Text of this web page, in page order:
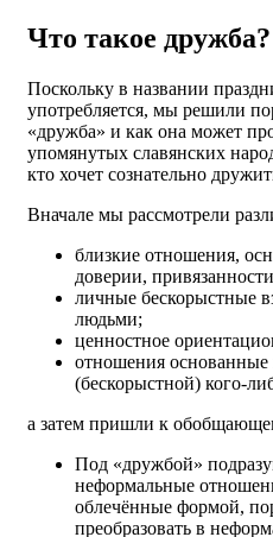
Что такое дружба?
Поскольку в названии
употребляется, мы решили
«дружба» и как она может
упомянутых славянских
кто хочет сознательно
Вначале мы рассмотрели
близкие отношения,
доверии,
личные бескорыстные
людьми;
ценностное
отношения основанные
(бескорыстной) кого-
а затем пришли к
Под «дружбой»
неформальные
облечённые формой,
преобразовать в